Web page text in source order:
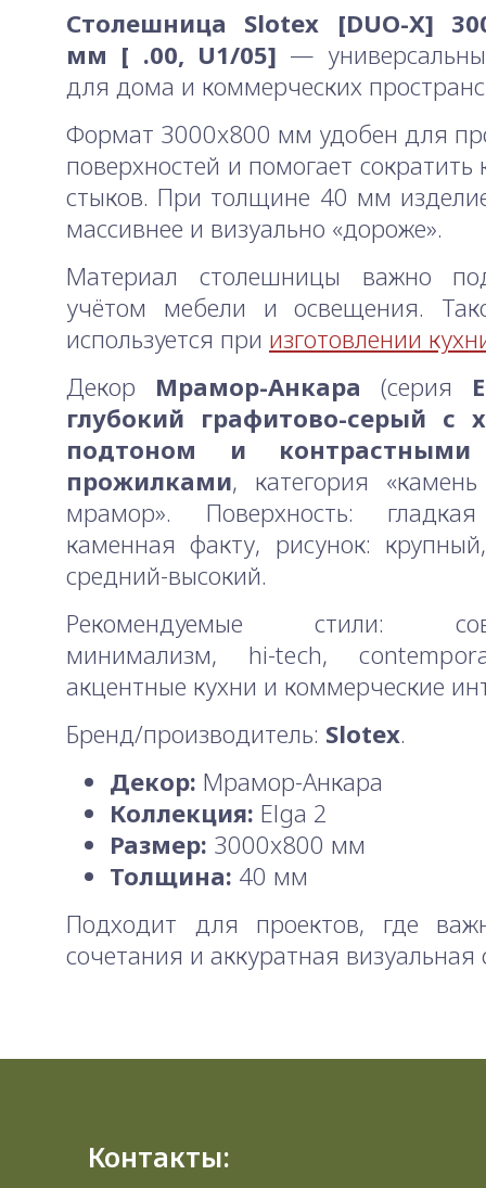
Столешница Slotex [DUO-X]
мм [ .00, U1/05] —
для дома и коммерческих
Формат 3000x800 мм удобен для
поверхностей и помогает сократить
стыков. При толщине 40 мм
массивнее и визуально «дороже».
Материал столешницы важно
учётом мебели и освещения.
используется при изготовлении
Декор Мрамор-Анкара (серия
глубокий графитово-серый с
подтоном и
прожилками, категория
мрамор». Поверхность:
каменная факту, рисунок:
средний-высокий.
Рекомендуемые стили:
минимализм, hi-tech,
акцентные кухни и коммерческие
Бренд/производитель: Slotex.
Декор: Мрамор-Анкара
Коллекция: Elga 2
Размер: 3000x800 мм
Толщина: 40 мм
Подходит для проектов, где
сочетания и аккуратная визуальная
Контакты: